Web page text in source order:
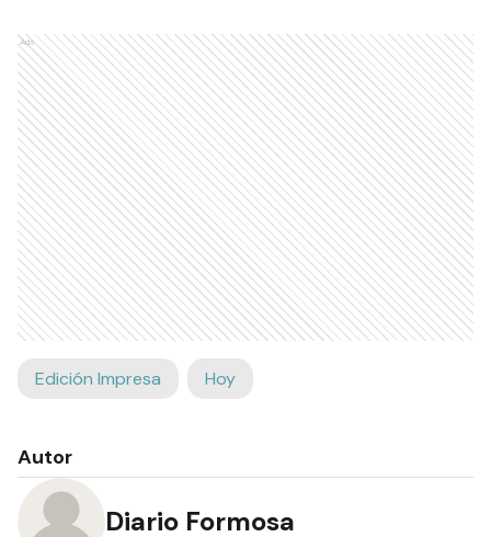
Ads
Edición Impresa Hoy
Autor
Diario Formosa